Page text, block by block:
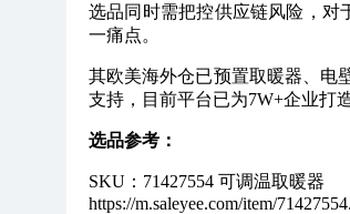
选品同时需把控供应链风险，对
一痛点。
其欧美海外仓已预置取暖器、电
支持，目前平台已为7W+企业打
选品参考：
SKU：71427554 可调温取暖器
https://m.saleyee.com/item/